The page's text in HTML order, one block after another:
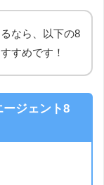
なら、以下の8
すめです！
ジェント8